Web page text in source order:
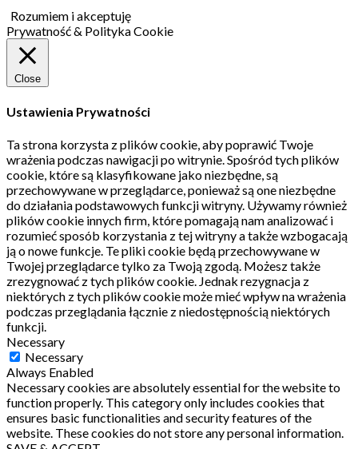
Rozumiem i akceptuję
Prywatność & Polityka Cookie
Close
Ustawienia Prywatności
Ta strona korzysta z plików cookie, aby poprawić Twoje
wrażenia podczas nawigacji po witrynie. Spośród tych plików
cookie, które są klasyfikowane jako niezbędne, są
przechowywane w przeglądarce, ponieważ są one niezbędne
do działania podstawowych funkcji witryny. Używamy również
plików cookie innych firm, które pomagają nam analizować i
rozumieć sposób korzystania z tej witryny a także wzbogacają
ją o nowe funkcje. Te pliki cookie będą przechowywane w
Twojej przeglądarce tylko za Twoją zgodą. Możesz także
zrezygnować z tych plików cookie. Jednak rezygnacja z
niektórych z tych plików cookie może mieć wpływ na wrażenia
podczas przeglądania łącznie z niedostępnością niektórych
funkcji.
Necessary
Necessary
Always Enabled
Necessary cookies are absolutely essential for the website to
function properly. This category only includes cookies that
ensures basic functionalities and security features of the
website. These cookies do not store any personal information.